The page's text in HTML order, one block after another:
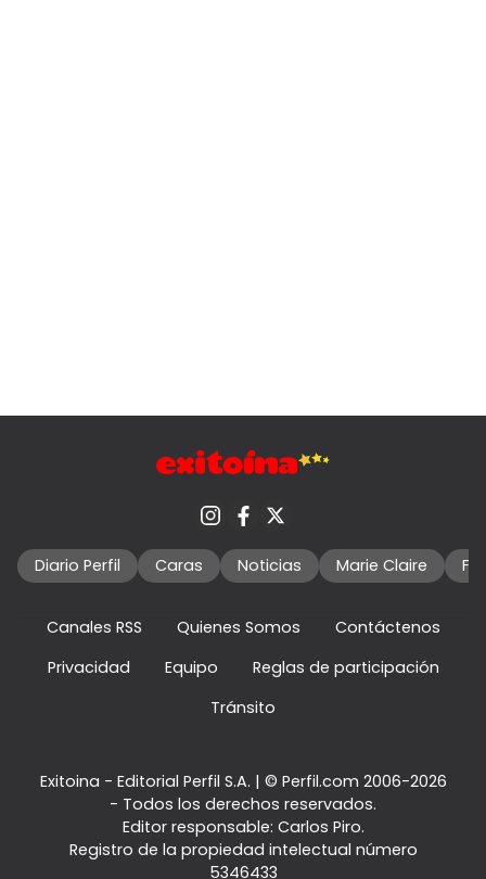
Diario Perfil Caras Noticias Marie Claire
Canales RSS Quienes Somos
Contáctenos
Privacidad
Equipo
Reglas de participación
Tránsito
Exitoina - Editorial Perfil S.A. | © Perfil.com 2006-2026
- Todos los derechos reservados.
Editor responsable: Carlos Piro.
Registro de la propiedad intelectual número
5346433